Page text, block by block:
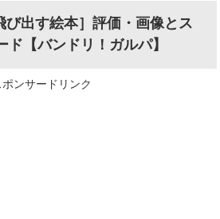
び出す絵本］評価・画像とス
【バンドリ！ガルパ】
ポンサードリンク